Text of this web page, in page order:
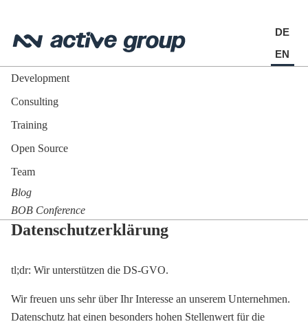
DE
EN
Development
Consulting
Training
Open Source
Team
Blog
BOB Conference
Datenschutzerklärung
tl;dr: Wir unterstützen die DS-GVO.
Wir freuen uns sehr über Ihr Interesse an unserem Unternehmen.
Datenschutz hat einen besonders hohen Stellenwert für die